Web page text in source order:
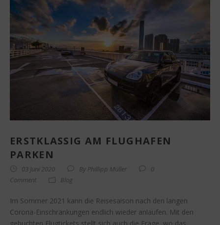
ERSTKLASSIG AM FLUGHAFEN
PARKEN
03 Juni 2020 By Phillipp Müller
0
Comment
Blog
Im Sommer 2021 kann die Reisesaison nach den langen
Corona-Einschränkungen endlich wieder anlaufen. Mit den
gebuchten Flugtickets stellt sich auch die Frage, wo das